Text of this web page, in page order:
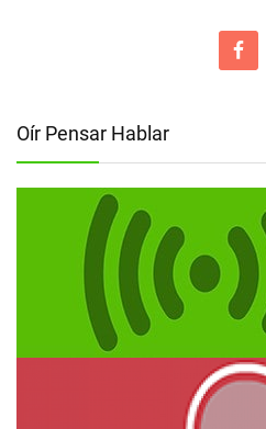
Oír Pensar Hablar